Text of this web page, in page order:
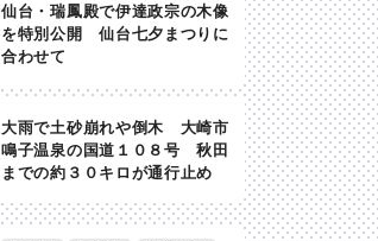
仙台・瑞鳳殿で伊達政宗の木像
を特別公開 仙台七夕まつりに
合わせて
大雨で土砂崩れや倒木 大崎市
鳴子温泉の国道１０８号 秋田
までの約３０キロが通行止め